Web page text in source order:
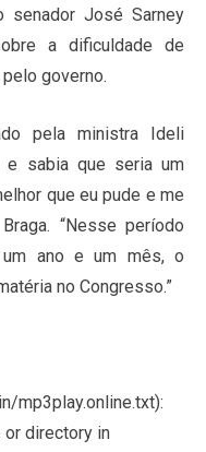
senador José Sarney
a dificuldade de
governo.
pela ministra Ideli
e sabia que seria um
que eu pude e me
“Nesse período
ano e um mês, o
no Congresso.”
mp3play.online.txt):
directory in